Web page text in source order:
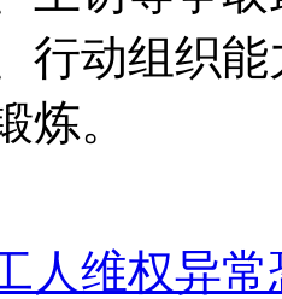
行动组织
炼。
人维权异